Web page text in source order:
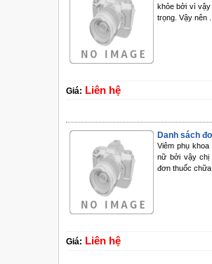
khỏe bởi vì
trọng. Vậy nên
Giá: Liên hệ
Danh sách
Viêm phụ
nữ bởi vậy chị
đơn thuốc
Giá: Liên hệ